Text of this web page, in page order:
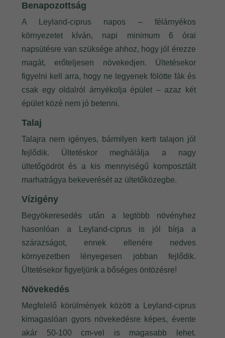
Benapozottság
A Leyland-ciprus napos – félárnyékos
környezetet kíván, napi minimum 6 órai
napsütésre van szüksége ahhoz, hogy jól érezze
magát, erőteljesen növekedjen. Ültetésekor
figyelni kell arra, hogy ne legyenek fölötte fák és
csak egy oldalról árnyékolja épület – azaz két
épület közé nem jó betenni.
Talaj
Talajra nem igényes, bármilyen kerti talajon jól
fejlődik. Ültetéskor meghálálja a nagy
ültetőgödröt és a kis mennyiségű komposztált
marhatrágya bekeverését az ültetőközegbe.
Vízigény
Begyökeresedés után a legtöbb növényhez
hasonlóan a Leyland-ciprus is jól bírja a
szárazságot, ennek ellenére nedves
környezetben lényegesen jobban fejlődik.
Ültetésekor figyeljünk a bőséges öntözésre!
Növekedés
Megfelelő körülmények között a Leyland-ciprus
kimagaslóan gyors növekedésre képes, évente
akár 50-100 cm-vel is magasabb lehet.